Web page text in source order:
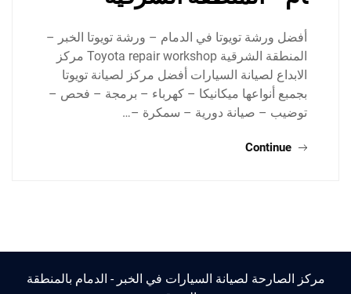
أفضل ورشة تويوتا في الدمام – ورشة تويوتا الخبر –
المنطقة الشرقية Toyota repair workshop مركز
الابداع لصيانة السيارات أفضل مركز لصيانة تويوتا
بجمبع أنواعها ميكانيكا – كهرباء – برمجة – فحص –
توضيب – صيانة دورية – سمكرة –…
Continue
مركز الصارحة لصيانة السيارات في الخبر - الدمام بالمنطقة